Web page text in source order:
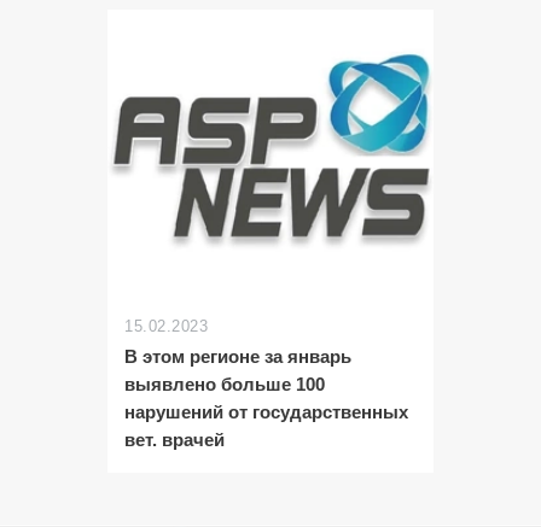
15.02.2023
В этом регионе за январь
выявлено больше 100
нарушений от государственных
вет. врачей